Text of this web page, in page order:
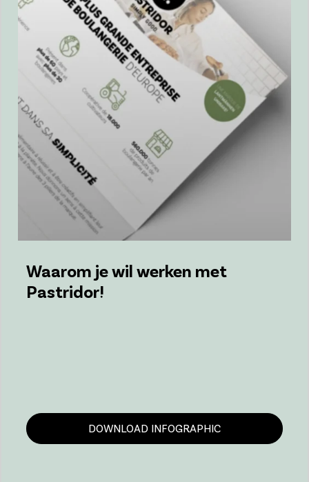
Waarom je wil werken met
Pastridor!
DOWNLOAD INFOGRAPHIC